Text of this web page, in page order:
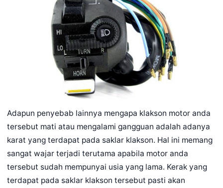
Adapun penyebab lainnya mengapa klakson motor anda
tersebut mati atau mengalami gangguan adalah adanya
karat yang terdapat pada saklar klakson. Hal ini memang
sangat wajar terjadi terutama apabila motor anda
tersebut sudah mempunyai usia yang lama. Kerak yang
terdapat pada saklar klakson tersebut pasti akan